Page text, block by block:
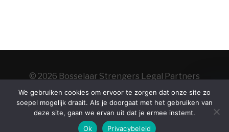
© 2026 Bosselaar Strengers Legal Partners
Home
Over
ons
Contact Vacatures
Algemene
voorwaarden
Privacy statement NL|EN
We gebruiken cookies om ervoor te zorgen dat onze site zo
soepel mogelijk draait. Als je doorgaat met het gebruiken van
deze site, gaan we ervan uit dat je ermee instemt.
Ok
Privacybeleid